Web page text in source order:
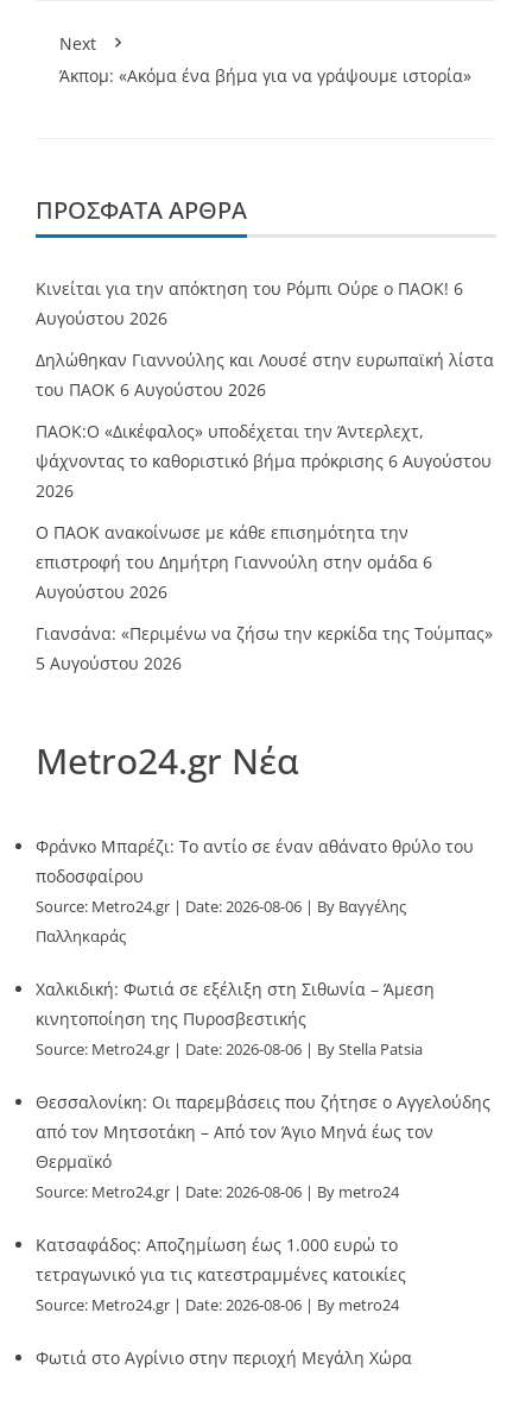
Next
Άκπομ: «Ακόμα ένα βήμα για να γράψουμε ιστορία»
ΠΡΌΣΦΑΤΑ ΆΡΘΡΑ
Κινείται για την απόκτηση του Ρόμπι Ούρε ο ΠΑΟΚ! 6
Αυγούστου 2026
Δηλώθηκαν Γιαννούλης και Λουσέ στην ευρωπαϊκή λίστα
του ΠΑΟΚ 6 Αυγούστου 2026
ΠΑΟΚ:Ο «Δικέφαλος» υποδέχεται την Άντερλεχτ,
ψάχνοντας το καθοριστικό βήμα πρόκρισης 6 Αυγούστου
2026
Ο ΠΑΟΚ ανακοίνωσε με κάθε επισημότητα την
επιστροφή του Δημήτρη Γιαννούλη στην ομάδα 6
Αυγούστου 2026
Γιανσάνα: «Περιμένω να ζήσω την κερκίδα της Τούμπας»
5 Αυγούστου 2026
Metro24.gr Νέα
Φράνκο Μπαρέζι: Το αντίο σε έναν αθάνατο θρύλο του
ποδοσφαίρου
Source: Metro24.gr Date: 2026-08-06
By Βαγγέλης
Παλληκαράς
Χαλκιδική: Φωτιά σε εξέλιξη στη Σιθωνία – Άμεση
κινητοποίηση της Πυροσβεστικής
Source: Metro24.gr Date: 2026-08-06 By Stella Patsia
Θεσσαλονίκη: Οι παρεμβάσεις που ζήτησε ο Αγγελούδης
από τον Μητσοτάκη – Από τον Άγιο Μηνά έως τον
Θερμαϊκό
Source: Metro24.gr Date: 2026-08-06 By metro24
Κατσαφάδος: Αποζημίωση έως 1.000 ευρώ το
τετραγωνικό για τις κατεστραμμένες κατοικίες
Source: Metro24.gr Date: 2026-08-06 By metro24
Φωτιά στο Αγρίνιο στην περιοχή Μεγάλη Χώρα